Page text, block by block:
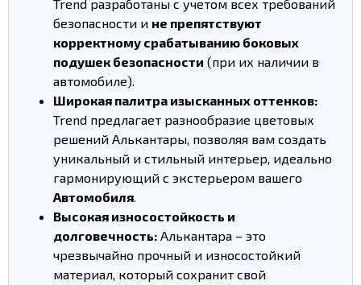
Trend разработаны с учетом всех требований
безопасности и не препятствуют
корректному срабатыванию боковых
подушек безопасности (при их наличии в
автомобиле).
Широкая палитра изысканных оттенков:
Trend предлагает разнообразие цветовых
решений Алькантары, позволяя вам создать
уникальный и стильный интерьер, идеально
гармонирующий с экстерьером вашего
Автомобиля.
Высокая износостойкость и
долговечность: Алькантара – это
чрезвычайно прочный и износостойкий
материал, который сохранит свой